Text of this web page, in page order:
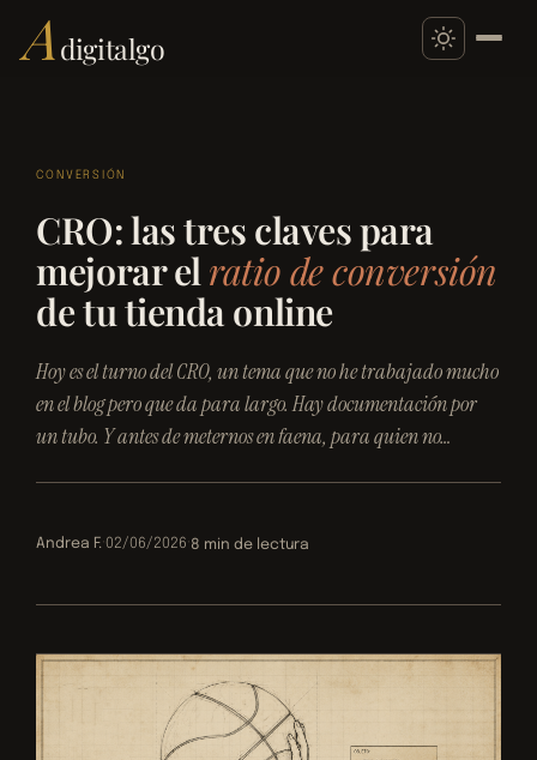
contenido
Adigitalgo
CONVERSIÓN
CRO: las tres claves para
mejorar el ratio de conversión
de tu tienda online
Hoy es el turno del CRO, un tema que no he trabajado mucho
en el blog pero que da para largo. Hay documentación por
un tubo. Y antes de meternos en faena, para quien no…
Andrea F.·02/06/2026·8 min de lectura